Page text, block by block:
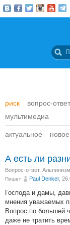
риск вопрос-ответ
мультимедиа
актуальное новое
А есть ли
Вопрос-ответ, Альпинизм
Пишет Paul Denker,
Господа и дамы,
мнения уважаемых
Вопрос по большей
даже не тратить